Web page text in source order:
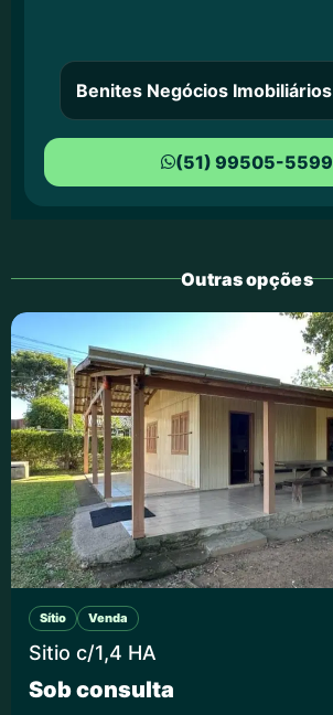
Benites Negócios Imobiliários
(51) 99505-5599
Outras opções
Sítio Venda
Sitio c/1,4 HA
Sob consulta